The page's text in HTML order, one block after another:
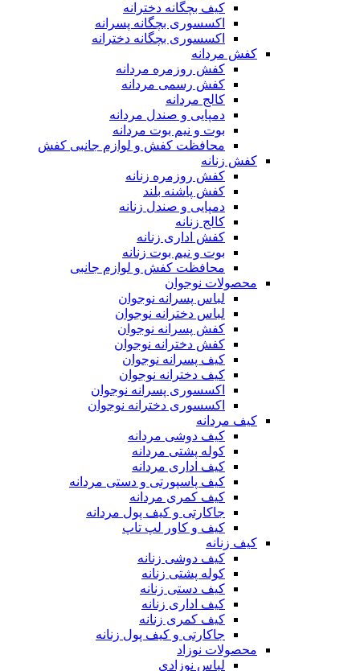
کیف بچگانه دخترانه
اکسسوری بچگانه پسرانه
اکسسوری بچگانه دخترانه
کفش مردانه
کفش روزمره مردانه
کفش رسمی مردانه
کالج مردانه
دمپایی و صندل مردانه
بوت و نیم بوت مردانه
محافظت کفش و لوازم جانبی کفش
کفش زنانه
کفش روزمره زنانه
کفش پاشنه بلند
دمپایی و صندل زنانه
کالج زنانه
کفش اداری زنانه
بوت و نیم بوت زنانه
محافظت کفش و لوازم جانبی
محصولات نوجوان
لباس پسرانه نوجوان
لباس دخترانه نوجوان
کفش پسرانه نوجوان
کفش دخترانه نوجوان
کیف پسرانه نوجوان
کیف دخترانه نوجوان
اکسسوری پسرانه نوجوان
اکسسوری دخترانه نوجوان
کیف مردانه
کیف دوشی مردانه
کوله پشتی مردانه
کیف اداری مردانه
کیف پاسپورتی و دستی مردانه
کیف کمری مردانه
جاکارتی و کیف پول مردانه
کیف و کاور لپ تاپ
کیف زنانه
کیف دوشی زنانه
کوله پشتی زنانه
کیف دستی زنانه
کیف اداری زنانه
کیف کمری زنانه
جاکارتی و کیف پول زنانه
محصولات نوزاد
لباس نوزادی